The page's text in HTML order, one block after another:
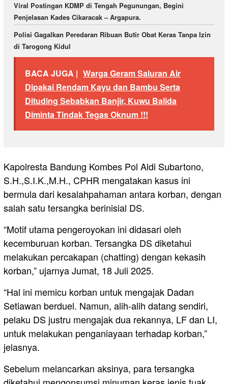
Viral Postingan KDMP di Tengah Pegunungan, Begini
Penjelasan Kades Cikaracak – Argapura.
Polisi Gagalkan Peredaran Ribuan Butir Obat Keras Tanpa Izin
di Tarogong Kidul
BACA JUGA | Warga Geram Saluran Air
Dipakai Rendam Kayu dan Bambu Serta
Dituding Sebabkan Banjir, Kuwu Balida
Diminta Tindak Tegas Oknum !!!
Kapolresta Bandung Kombes Pol Aldi Subartono,
S.H.,S.I.K.,M.H., CPHR mengatakan kasus ini
bermula dari kesalahpahaman antara korban, dengan
salah satu tersangka berinisial DS.
“Motif utama pengeroyokan ini didasari oleh
kecemburuan korban. Tersangka DS diketahui
melakukan percakapan (chatting) dengan kekasih
korban,” ujarnya Jumat, 18 Juli 2025.
“Hal ini memicu korban untuk mengajak Dadan
Setiawan berduel. Namun, alih-alih datang sendiri,
pelaku DS justru mengajak dua rekannya, LF dan LI,
untuk melakukan penganiayaan terhadap korban,”
jelasnya.
Sebelum melancarkan aksinya, para tersangka